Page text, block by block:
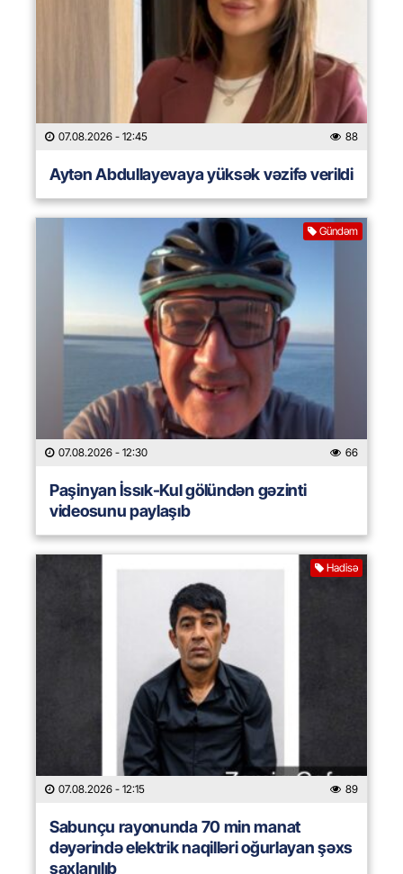
07.08.2026 - 12:45 88
Aytən Abdullayevaya yüksək vəzifə verildi
Gündəm
07.08.2026 - 12:30 66
Paşinyan İssık-Kul gölündən gəzinti
videosunu paylaşıb
Hadisə
07.08.2026 - 12:15 89
Sabunçu rayonunda 70 min manat
dəyərində elektrik naqilləri oğurlayan şəxs
saxlanılıb